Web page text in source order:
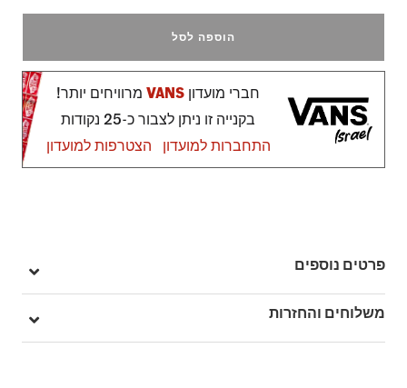
הוספה לסל
חברי מועדון VANSמרוויחים יותר!
בקנייה זו ניתן לצבור כ-25 נקודות
התחברות למועדון
הצטרפות למועדון
פרטים נוספים
מק"ט: V00D7ZQJM
משלוחים והחזרות